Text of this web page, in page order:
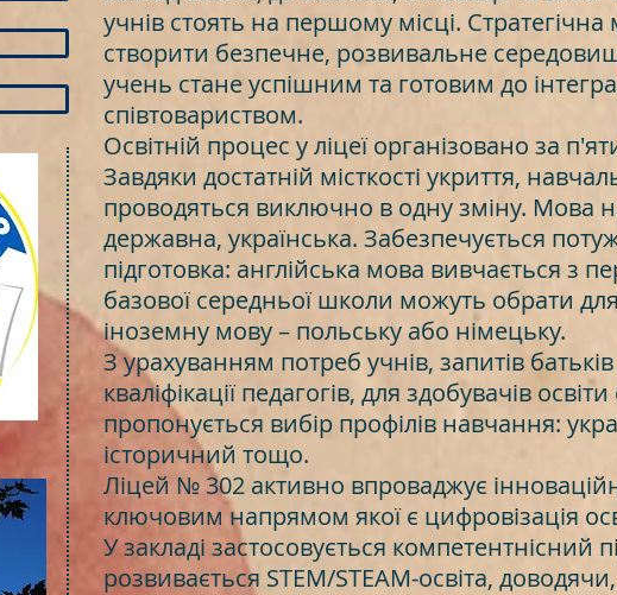
учнів стоять на першому місці. Стратегічна
створити безпечне, розвивальне
учень стане успішним та готовим до
співтовариством.
Освітній процес у ліцеї організовано за
Завдяки достатній місткості укриття,
проводяться виключно в одну зміну. Мова
державна, українська. Забезпечується
підготовка: англійська мова вивчається з
базової середньої школи можуть обрати
іноземну мову – польську або німецьку.
З урахуванням потреб учнів, запитів
кваліфікації педагогів, для здобувачів
пропонується вибір профілів навчання:
історичний тощо.
Ліцей № 302 активно впроваджує
ключовим напрямом якої є цифровізація
У закладі застосовується компетентнісний
розвивається STEM/STEAM-освіта,